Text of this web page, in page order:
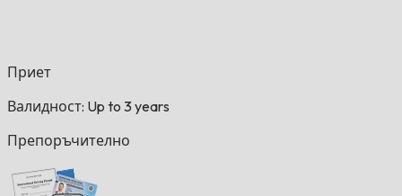
Приет
Валидност: Up to 3 years
Препоръчително